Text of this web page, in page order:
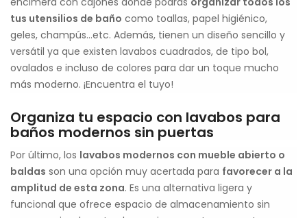
tus utensilios de baño como toallas, papel higiénico,
geles, champús…etc. Además, tienen un diseño sencillo y
versátil ya que existen lavabos cuadrados, de tipo bol,
ovalados e incluso de colores para dar un toque mucho
más moderno. ¡Encuentra el tuyo!
Organiza tu espacio con lavabos para
baños modernos sin puertas
Por último, los lavabos modernos con mueble abierto o
baldas son una opción muy acertada para favorecer a la
amplitud de esta zona. Es una alternativa ligera y
funcional que ofrece espacio de almacenamiento sin